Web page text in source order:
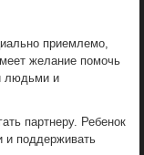
приемлемо,
желание помочь
людьми и
партнеру. Ребенок
и поддерживать